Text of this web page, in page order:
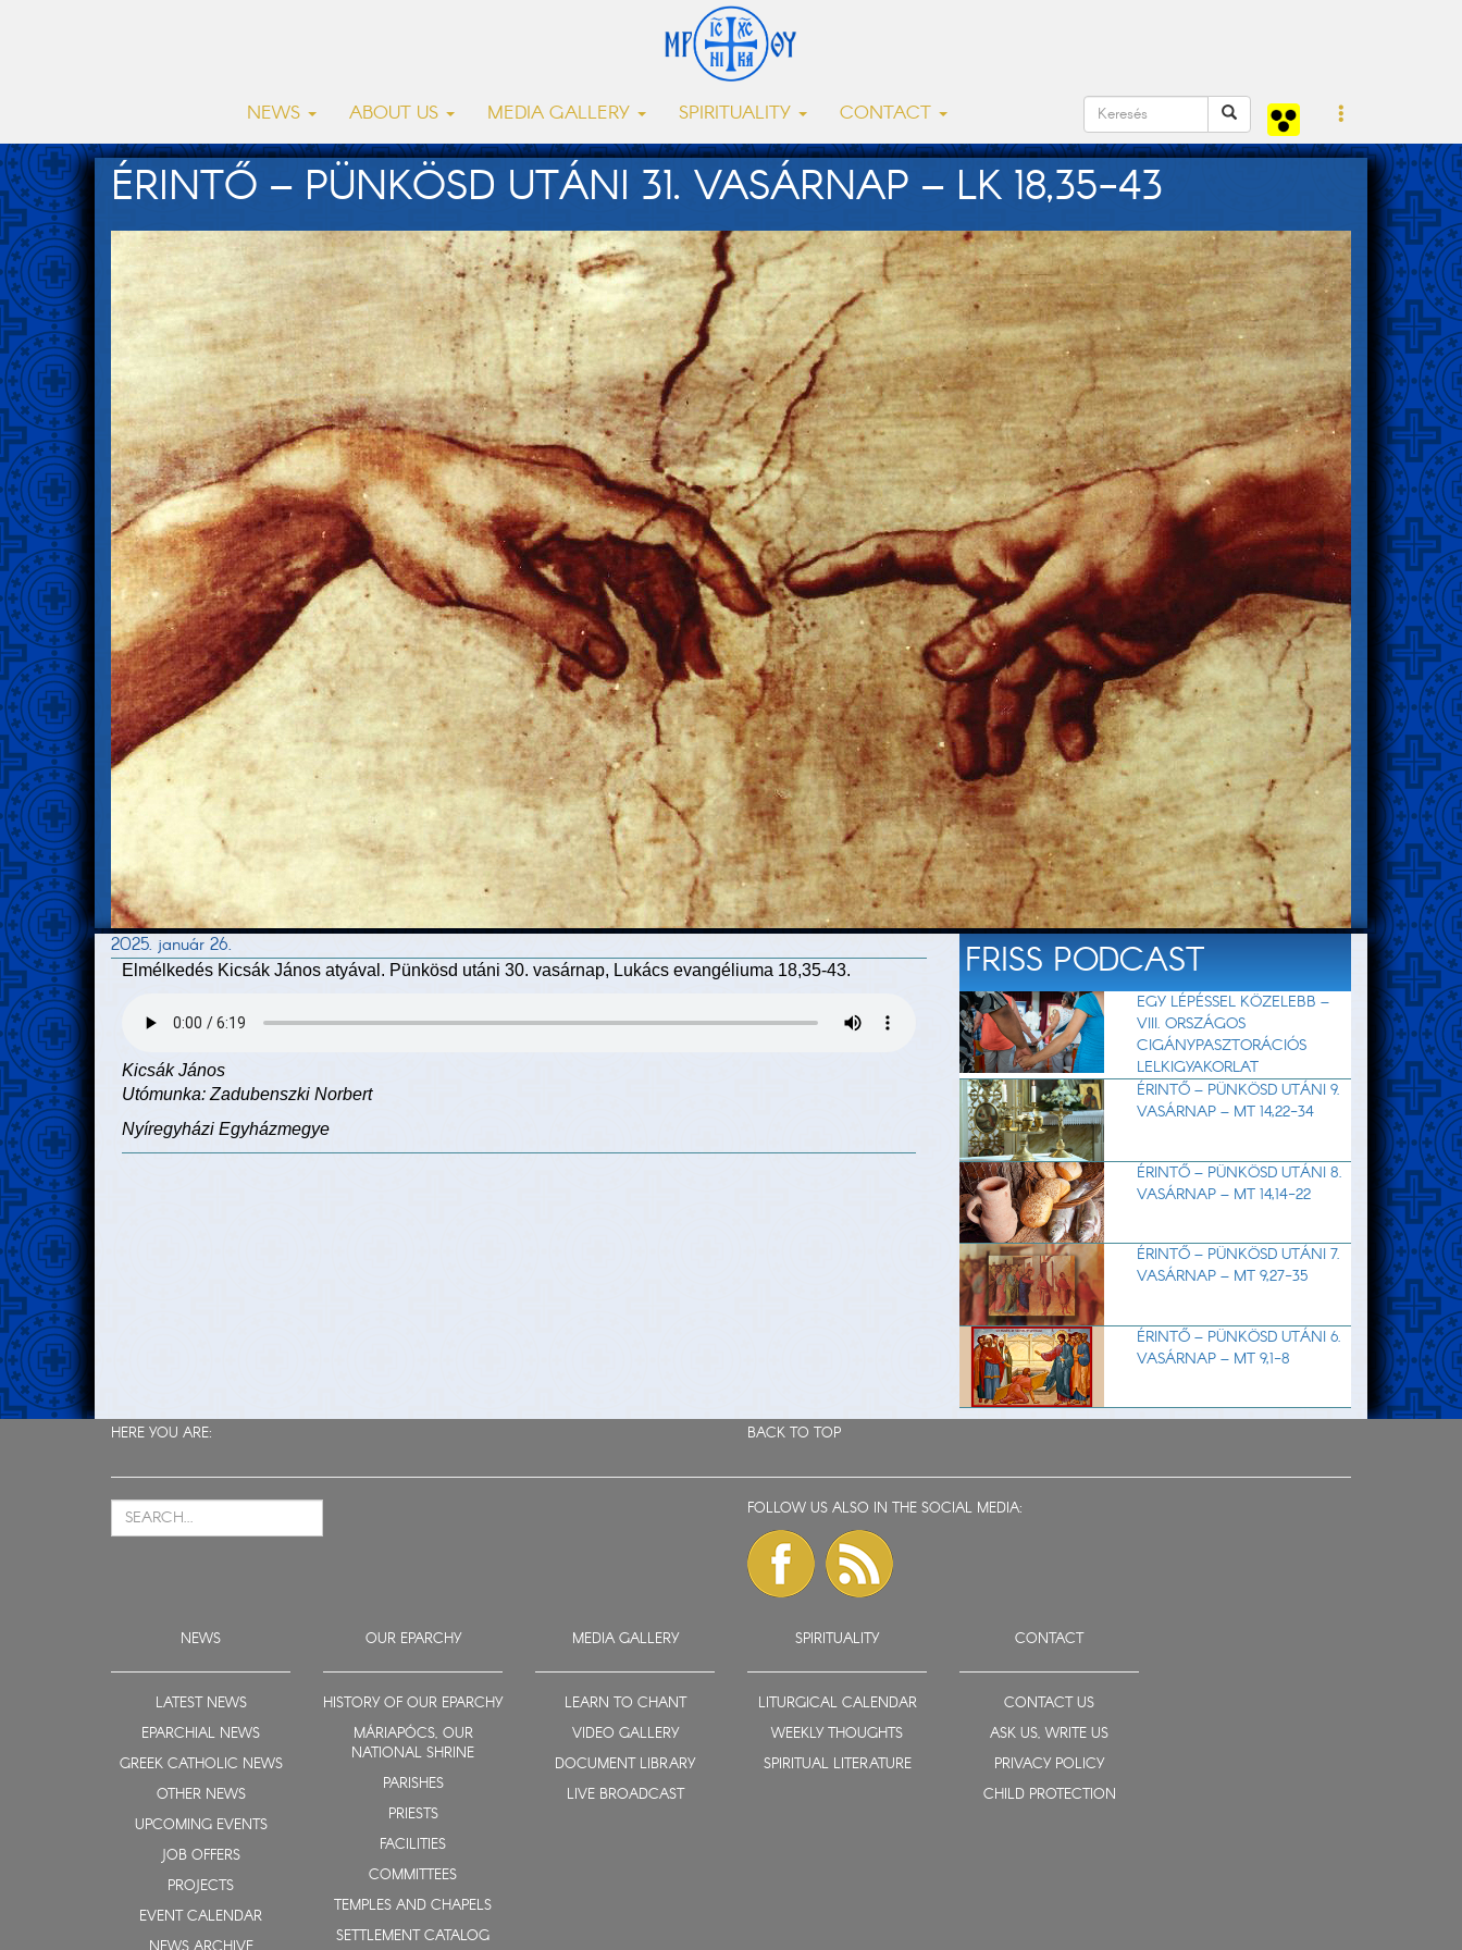
NEWS ABOUT US MEDIA GALLERY SPIRITUALITY CONTACT
ÉRINTŐ – PÜNKÖSD UTÁNI 31. VASÁRNAP – LK 18,35-43
2025. január 26.
Elmélkedés Kicsák János atyával. Pünkösd utáni 30. vasárnap, Lukács evangéliuma 18,35-43.
Kicsák János
Utómunka: Zadubenszki Norbert
Nyíregyházi Egyházmegye
FRISS PODCAST
EGY LÉPÉSSEL KÖZELEBB –
VIII. ORSZÁGOS
CIGÁNYPASZTORÁCIÓS
LELKIGYAKORLAT
ÉRINTŐ – PÜNKÖSD UTÁNI 9.
VASÁRNAP – MT 14,22-34
ÉRINTŐ – PÜNKÖSD UTÁNI 8.
VASÁRNAP – MT 14,14-22
ÉRINTŐ – PÜNKÖSD UTÁNI 7.
VASÁRNAP – MT 9,27-35
ÉRINTŐ – PÜNKÖSD UTÁNI 6.
VASÁRNAP – MT 9,1-8
HERE YOU ARE: BACK TO TOP
FOLLOW US ALSO IN THE SOCIAL MEDIA:
NEWS
LATEST NEWS
EPARCHIAL NEWS
GREEK CATHOLIC NEWS
OTHER NEWS
UPCOMING EVENTS
JOB OFFERS
PROJECTS
EVENT CALENDAR
OUR EPARCHY
HISTORY OF OUR EPARCHY
MÁRIAPÓCS, OUR
NATIONAL SHRINE
PARISHES
PRIESTS
FACILITIES
COMMITTEES
TEMPLES AND CHAPELS
SETTLEMENT CATALOG
MEDIA GALLERY
LEARN TO CHANT
VIDEO GALLERY
DOCUMENT LIBRARY
LIVE BROADCAST
SPIRITUALITY
LITURGICAL CALENDAR
WEEKLY THOUGHTS
SPIRITUAL LITERATURE
CONTACT
CONTACT US
ASK US, WRITE US
PRIVACY POLICY
CHILD PROTECTION